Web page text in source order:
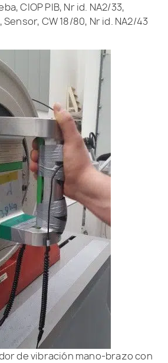
CIOP PIB, Nr id. NA2/33,
CW 18/80, Nr id. NA2/43
de vibración mano-brazo con